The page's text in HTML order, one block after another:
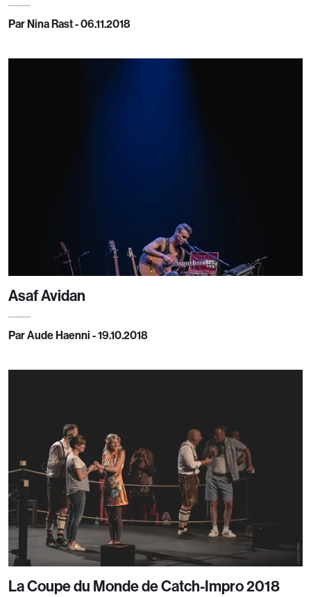
Par Nina Rast - 06.11.2018
Asaf Avidan
Par Aude Haenni - 19.10.2018
La Coupe du Monde de Catch-Impro 2018